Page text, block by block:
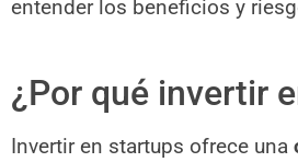
entender los beneficios y
¿Por qué invertir
Invertir en startups ofrece una